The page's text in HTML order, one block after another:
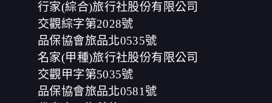
部研究外，我們會視需要公佈統計數據及說明文字，但不
涉及特定個人之資料。
除非取得您的同意或其他法令之特別規定，本網站絕不會
將您的個人資料揭露予第三人或使用於蒐集目的以外之其
他用途。
在您於本網站註冊帳號、使用本網站相關產品、服務、活
動或贈獎時，本網站會收集您的個人識別資料，本網站也
可以從商業夥伴處取得個人資料。
行家(綜合)旅行社股份有限公司
交觀綜字第2028號
品保協會旅品北0535號
名家(甲種)旅行社股份有限公司
交觀甲字第5035號
品保協會旅品北0581號